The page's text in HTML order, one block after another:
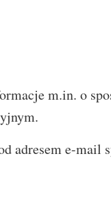
m.in. o
adresem e-mail